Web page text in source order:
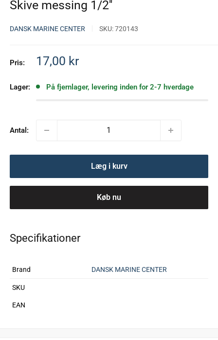
Skive messing 1/2''
DANSK MARINE CENTER SKU:720143
Pris: Salgspris
17,00 kr
Lager: På fjernlager, levering inden for 2-7 hverdage
Antal:
Læg i kurv
Køb nu
Specifikationer
Brand DANSK MARINE CENTER
SKU
EAN